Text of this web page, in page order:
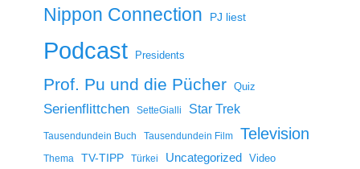
Nippon Connection PJ liest
Podcast Presidents
Prof. Pu und die Pücher Quiz
Serienflittchen SetteGialli Star Trek
Tausendundein Buch Tausendundein Film Television
Thema TV-TIPP Türkei Uncategorized Video